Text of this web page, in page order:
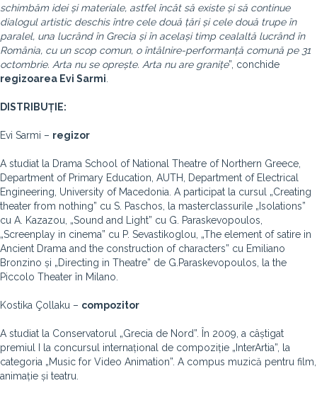
schimbăm idei și materiale, astfel încât să existe și să continue
dialogul artistic deschis între cele două țări și cele două trupe în
paralel, una lucrând în Grecia și în același timp cealaltă lucrând în
România, cu un scop comun, o întâlnire-performanță comună pe 31
octombrie. Arta nu se oprește. Arta nu are granițe”, conchide
regizoarea Evi Sarmi
DISTRIBUȚIE:
Evi Sarmi – regizor
A studiat la Drama School of National Theatre of Northern Greece,
Department of Primary Education, AUTH, Department of Electrical
Engineering, University of Macedonia. A participat la cursul „Creating
theater from nothing” cu S. Paschos, la masterclassurile „Isolations”
cu A. Kazazou, „Sound and Light” cu G. Paraskevopoulos,
„Screenplay in cinema” cu P. Sevastikoglou, „The element of satire in
Ancient Drama and the construction of characters” cu Emiliano
Bronzino și „Directing in Theatre” de G.Paraskevopoulos, la the
Piccolo Theater în Milano.
Kostika Çollaku – compozitor
A studiat la Conservatorul „Grecia de Nord”. În 2009, a câștigat
premiul I la concursul internațional de compoziție „InterArtia”, la
categoria „Music for Video Animation”. A compus muzică pentru film,
animație și teatru.